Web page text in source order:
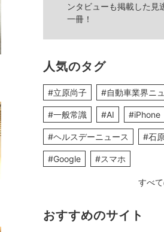
ンタビューも掲載した見
一冊！
人気のタグ
#立原尚子 #自動車業界ニ
#一般常識 #AI #iPhone
#ヘルスデーニュース #石
#Google #スマホ
すべ
おすすめのサイト